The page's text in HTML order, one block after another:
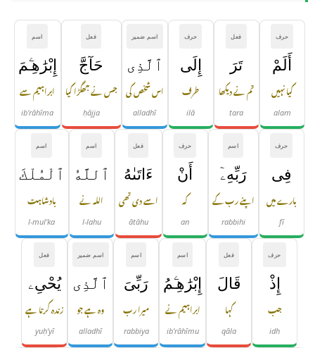
حرف
أَلَمْ
کیا نہیں
alam
فعل
تَرَ
تم نے دیکھا
tara
حرف
إِلَى
طرف
ilā
اسم ضمیر
ٱلَّذِى
اس شخص کی
alladhī
فعل
حَآجَّ
جس نے جھگڑا کیا
ḥājja
اسم
إِبْرَٰهِـۧمَ
ابراہیم سے
ib'rāhīma
حرف
فِى
بارے میں
fī
اسم
رَبِّهِۦٓ
اپنے رب کے
rabbihi
حرف
أَنْ
کہ
an
فعل
ءَاتَىٰهُ
اسے دی تھی
ātāhu
اسم
ٱللَّهُ
اللہ نے
l-lahu
اسم
ٱلْمُلْكَ
بادشاہت
l-mul'ka
حرف
إِذْ
جب
idh
فعل
قَالَ
کہا
qāla
اسم
إِبْرَٰهِـۧمُ
ابراہیم نے
ib'rāhīmu
اسم
رَبِّىَ
میرا رب
rabbiya
اسم ضمیر
ٱلَّذِى
وہ ہے جو
alladhī
فعل
يُحْىِۦ
زندہ کرتا ہے
yuḥ'yī